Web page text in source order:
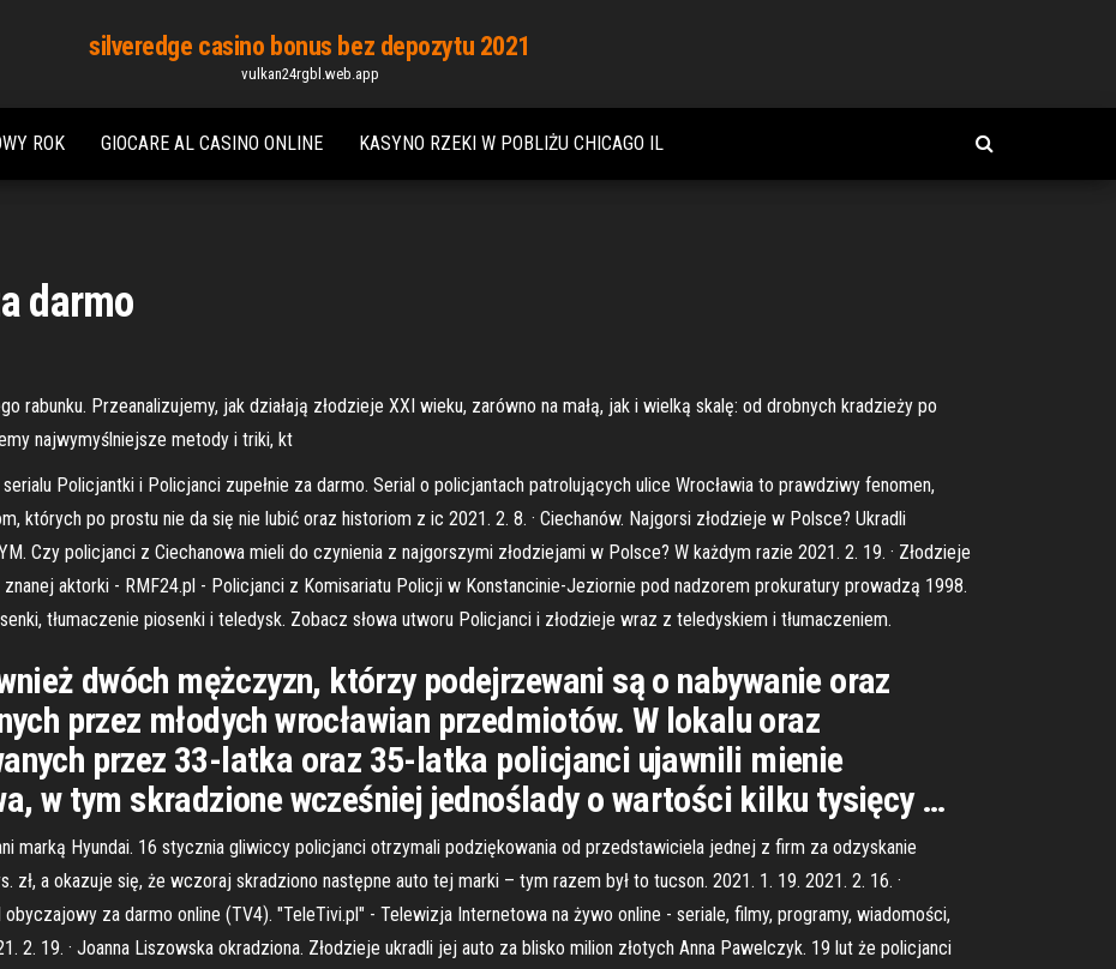
silveredge casino bonus bez depozytu 2021
vulkan24rgbl.web.app
ROK GIOCARE AL CASINO ONLINE KASYNO RZEKI W POBLIŻU CHICAGO IL
darmo
rabunku. Przeanalizujemy, jak działają złodzieje XXI wieku, zarówno na małą, jak i wielką skalę: od drobnych kradzieży po
najwymyślniejsze metody i triki, kt
Policjantki i Policjanci zupełnie za darmo. Serial o policjantach patrolujących ulice Wrocławia to prawdziwy fenomen,
których po prostu nie da się nie lubić oraz historiom z ic 2021. 2. 8. · Ciechanów. Najgorsi złodzieje w Polsce? Ukradli
Czy policjanci z Ciechanowa mieli do czynienia z najgorszymi złodziejami w Polsce? W każdym razie 2021. 2. 19. · Złodzieje
znanej aktorki - RMF24.pl - Policjanci z Komisariatu Policji w Konstancinie-Jeziornie pod nadzorem prokuratury prowadzą 1998.
tłumaczenie piosenki i teledysk. Zobacz słowa utworu Policjanci i złodzieje wraz z teledyskiem i tłumaczeniem.
dwóch mężczyzn, którzy podejrzewani są o nabywanie oraz
przez młodych wrocławian przedmiotów. W lokalu oraz
przez 33-latka oraz 35-latka policjanci ujawnili mienie
w tym skradzione wcześniej jednoślady o wartości kilku tysięcy …
marką Hyundai. 16 stycznia gliwiccy policjanci otrzymali podziękowania od przedstawiciela jednej z firm za odzyskanie
zł, a okazuje się, że wczoraj skradziono następne auto tej marki – tym razem był to tucson. 2021. 1. 19. 2021. 2. 16. ·
za darmo online (TV4). "TeleTivi.pl" - Telewizja Internetowa na żywo online - seriale, filmy, programy, wiadomości,
2. 19. · Joanna Liszowska okradziona. Złodzieje ukradli jej auto za blisko milion złotych Anna Pawelczyk. 19 lut że policjanci